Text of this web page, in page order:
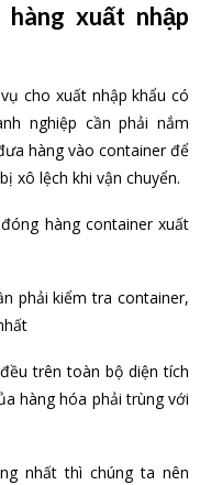
xuất nhập
cho xuất nhập khẩu có
nghiệp cần phải nắm
hàng vào container để
xô lệch khi vận chuyển.
hàng container xuất
phải kiểm tra container,
trên toàn bộ diện tích
hàng hóa phải trùng với
nhất thì chúng ta nên